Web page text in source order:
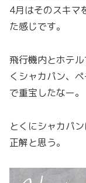
4月はそのスキマ
た感じです。
飛行機内とホテ
くシャカパン、
で重宝したなー。
とくにシャカパ
正解と思う。